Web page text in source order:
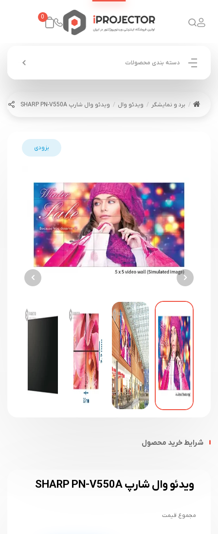
0
دسته بندی محصولات
برد و نمایشگر ویدئو وال ویدئو وال شارپ SHARP PN-V550A
بزودی
شرایط خرید محصول
ویدئو وال شارپ SHARP PN-V550A
مجموع قیمت